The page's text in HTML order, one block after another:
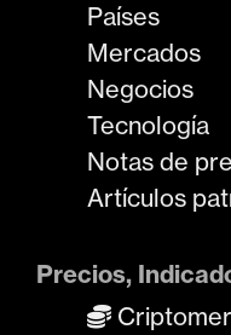
Países
Mercados
Negocios
Tecnología
Notas de
Artículos
Precios,